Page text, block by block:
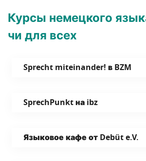
Кур­сы немец­ко­го
чи для всех
Sprecht miteinander! в BZM
SprechPunkt на ibz
Язы­ко­вое кафе от Debüt e.V.